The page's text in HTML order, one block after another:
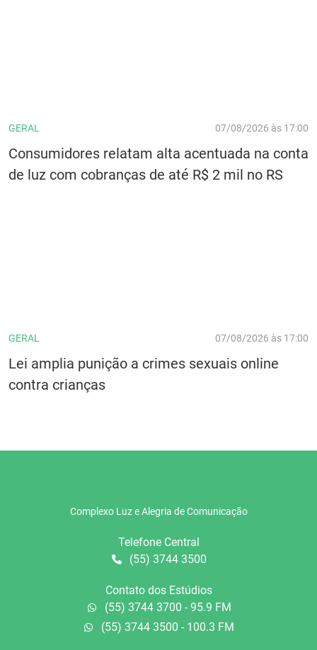
GERAL 07/08/2026 às 17:00
Consumidores relatam alta acentuada na conta
de luz com cobranças de até R$ 2 mil no RS
GERAL 07/08/2026 às 17:00
Lei amplia punição a crimes sexuais online
contra crianças
Complexo Luz e Alegria de Comunicação
Telefone Central
(55) 3744 3500
Contato dos Estúdios
(55) 3744 3700 - 95.9 FM
(55) 3744 3500 - 100.3 FM